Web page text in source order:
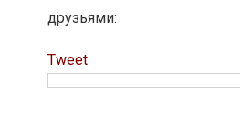
друзьями:
Tweet